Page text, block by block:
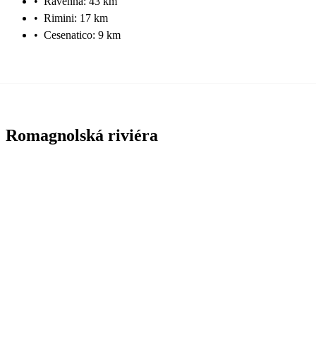
• Rimini: 17 km
• Cesenatico: 9 km
Romagnolská riviéra